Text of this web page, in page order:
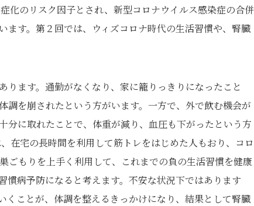
化のリスク因子とされ、新型コロナウイルス感染症の合併
す。第２回では、ウィズコロナ時代の生活習慣や、腎臓
ります。通勤がなくなり、家に籠りっきりになったこと
を崩されたという方がいます。一方で、外で飲む機会が
分に取れたことで、体重が減り、血圧も下がったという方
在宅の長時間を利用して筋トレをはじめた人もおり、コロ
ごもりを上手く利用して、これまでの負の生活習慣を健康
病予防になると考えます。不安な状況下ではあります
ことが、体調を整えるきっかけになり、結果として腎臓